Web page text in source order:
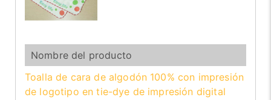
Toalla de cara de algodón 100% con impresión
de logotipo en tie-dye de impresión digital